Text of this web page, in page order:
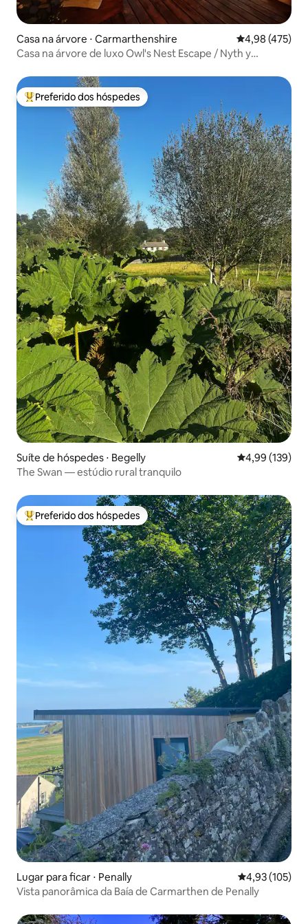
Casa na árvore ⋅ Carmarthenshire 4,98 de uma
4,98 (475)
Casa na árvore de luxo Owl's Nest Escape / Nyth y
Entre os melhores preferidos dos hóspedes
Preferido dos hóspedes
Suíte de hóspedes ⋅ Begelly 4,99 de uma
4,99 (139)
The Swan — estúdio rural tranquilo
Entre os melhores preferidos dos hóspedes
Preferido dos hóspedes
Lugar para ficar ⋅ Penally 4,93 de uma
4,93 (105)
Vista panorâmica da Baía de Carmarthen de Penally